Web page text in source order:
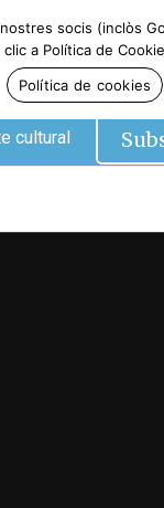
cultural
socis (inclòs
a Política de
Política de cookies